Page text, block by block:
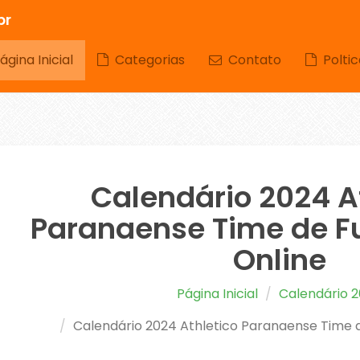
Inicial Categorias Contato
Calendário 2024
Paranaense Time de
Online
Página Inicial
Calendário
Calendário 2024 Athletico Paranaense Time